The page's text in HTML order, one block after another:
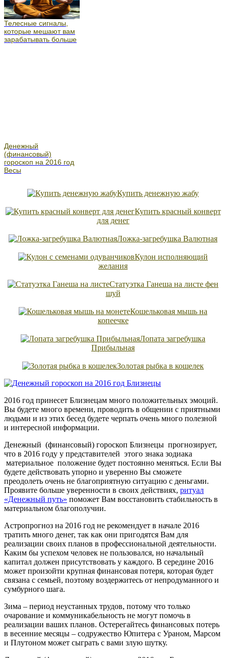
Телесные сигналы,
которые мешают вам
зарабатывать больше
Денежный
(финансовый)
гороскоп на 2016 год
Весы
Купить денежную жабу
Купить красный конверт
для денег
Ложка-загребушка Валютная
Кулон исполняющий
желания
Статуэтка Ганеша на листе фен
шуй
Кошельковая мышь на
копеечке
Лопата загребушка
Прибыльная
Золотая рыбка в кошелек
2016 год принесет Близнецам много положительных эмоций.
Вы будете много времени, проводить в общении с приятными
людьми и из этих бесед будете черпать очень много полезной
и интересной информации.
Денежный (финансовый) гороскоп Близнецы прогнозирует,
что в 2016 году у представителей этого знака зодиака
материальное положение будет постоянно меняться. Если Вы
будете действовать упорно и уверенно Вы сможете
преодолеть очень не благоприятную ситуацию с деньгами.
Проявите больше уверенности в своих действиях, ритуал
«Денежный путь» поможет Вам восстановить стабильность в
материальном благополучии.
Астропрогноз на 2016 год не рекомендует в начале 2016
тратить много денег, так как они пригодятся Вам для
реализации своих планов в профессиональной деятельности.
Каким бы успехом человек не пользовался, но начальный
капитал должен присутствовать у каждого. В середине 2016
может произойти крупная финансовая потеря, которая будет
связана с семьей, поэтому воздержитесь от непродуманного и
сумбурного шага.
Зима – период неустанных трудов, потому что только
очарование и коммуникабельность не могут помочь в
реализации ваших планов. Остерегайтесь финансовых потерь
в весенние месяцы – содружество Юпитера с Ураном, Марсом
и Плутоном может сыграть с вами злую шутку.